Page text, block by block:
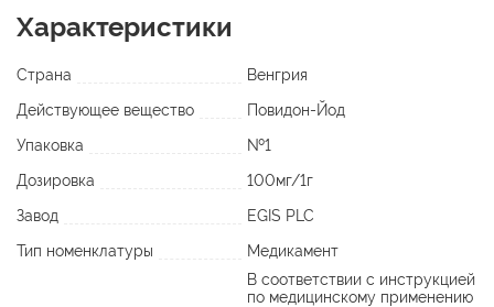
Характеристики
Страна
Венгрия
Действующее вещество
Повидон-Йод
Упаковка
№1
Дозировка
100мг/1г
Завод
EGIS PLC
Тип номенклатуры
Медикамент
В соответствии с инструкцией
по медицинскому применению